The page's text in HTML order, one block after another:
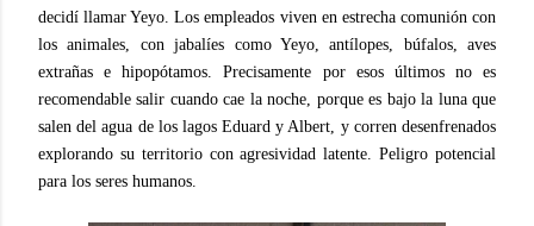
decidí llamar Yeyo. Los empleados viven en estrecha comunión con
los animales, con jabalíes como Yeyo, antílopes, búfalos, aves
extrañas e hipopótamos. Precisamente por esos últimos no es
recomendable salir cuando cae la noche, porque es bajo la luna que
salen del agua de los lagos Eduard y Albert, y corren desenfrenados
explorando su territorio con agresividad latente. Peligro potencial
para los seres humanos.